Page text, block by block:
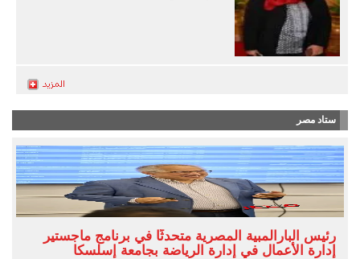
ستاد مصر
رئيس البارالمبية المصرية متحدثًا في برنامج ماجستير
إدارة الأعمال في إدارة الرياضة بجامعة إسلسكا